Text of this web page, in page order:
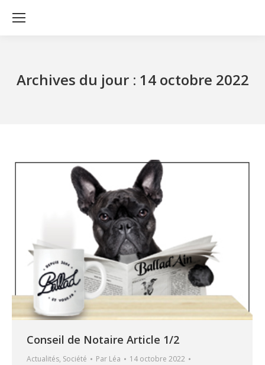
Archives du jour : 14 octobre 2022
Conseil de Notaire Article 1/2
Actualités, Société Par Léa
14 octobre 2022